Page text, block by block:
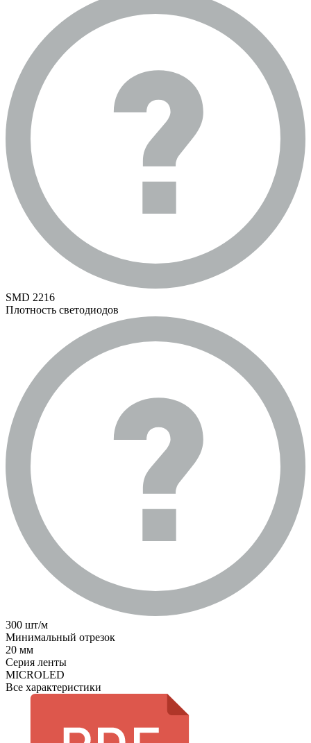
SMD 2216
Плотность светодиодов
300 шт/м
Минимальный отрезок
20 мм
Серия ленты
MICROLED
Все характеристики